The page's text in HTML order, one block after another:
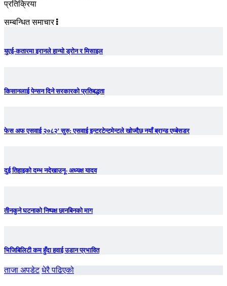
प्रतिक्रिया
सम्बन्धित समाचार
युएई-कतारमा इरानले हान्यो ड्रोन र मिसाइल
किसानलाई पेन्सन दिने सरकारको प्रतिबद्धता
फेस अफ एसवाई २०८२’ सुरु: एसवाई इन्टरटेन्टमेन्टले खोज्दैछ नयाँ ब्रान्ड एम्बेसडर
दुई तिहाइको दम्भ नदेखाउनू- अध्यक्ष यादव
तीनकुने घटनाकाे निष्पक्ष छानबिनकाे माग
भिजिबिलिटी कम हुँदा हवाई उडान प्रभावित
ताजा अपडेट धेरै पढिएको